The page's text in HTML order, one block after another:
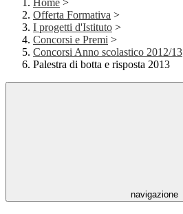
Home >
Offerta Formativa >
I progetti d'Istituto >
Concorsi e Premi >
Concorsi Anno scolastico 2012/13
Palestra di botta e risposta 2013
navigazione